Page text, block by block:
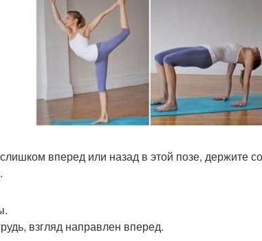
вперед или назад в этой позе, держите
взгляд направлен вперед.